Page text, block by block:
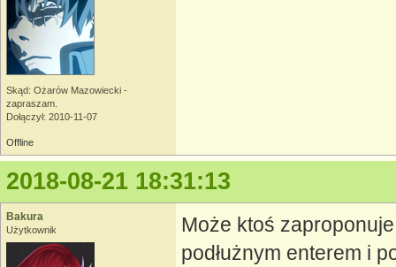
Skąd: Ożarów Mazowiecki -
zapraszam.
Dołączył: 2010-11-07
Offline
2018-08-21 18:31:13
Bakura
Użytkownik
Może ktoś
podłużnym enterem i